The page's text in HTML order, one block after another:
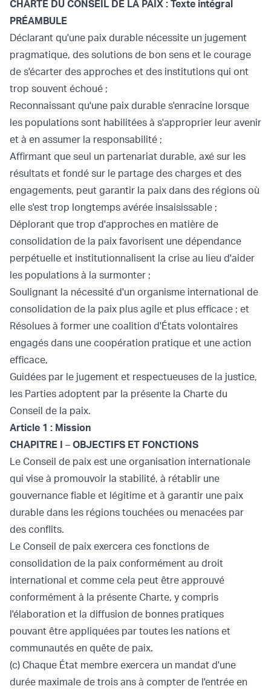
CHARTE DU CONSEIL DE LA PAIX : Texte intégral
PRÉAMBULE
Déclarant qu'une paix durable nécessite un jugement
pragmatique, des solutions de bon sens et le courage
de s'écarter des approches et des institutions qui ont
trop souvent échoué ;
Reconnaissant qu'une paix durable s'enracine lorsque
les populations sont habilitées à s'approprier leur avenir
et à en assumer la responsabilité ;
Affirmant que seul un partenariat durable, axé sur les
résultats et fondé sur le partage des charges et des
engagements, peut garantir la paix dans des régions où
elle s'est trop longtemps avérée insaisissable ;
Déplorant que trop d'approches en matière de
consolidation de la paix favorisent une dépendance
perpétuelle et institutionnalisent la crise au lieu d'aider
les populations à la surmonter ;
Soulignant la nécessité d'un organisme international de
consolidation de la paix plus agile et plus efficace ; et
Résolues à former une coalition d'États volontaires
engagés dans une coopération pratique et une action
efficace,
Guidées par le jugement et respectueuses de la justice,
les Parties adoptent par la présente la Charte du
Conseil de la paix.
Article 1 : Mission
CHAPITRE I – OBJECTIFS ET FONCTIONS
Le Conseil de paix est une organisation internationale
qui vise à promouvoir la stabilité, à rétablir une
gouvernance fiable et légitime et à garantir une paix
durable dans les régions touchées ou menacées par
des conflits.
Le Conseil de paix exercera ces fonctions de
consolidation de la paix conformément au droit
international et comme cela peut être approuvé
conformément à la présente Charte, y compris
l'élaboration et la diffusion de bonnes pratiques
pouvant être appliquées par toutes les nations et
communautés en quête de paix.
(c) Chaque État membre exercera un mandat d'une
durée maximale de trois ans à compter de l'entrée en